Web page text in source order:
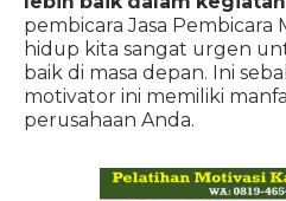
pembicara Jasa
hidup kita sangat urgen
baik di masa depan. Ini
motivator ini memiliki
perusahaan Anda.